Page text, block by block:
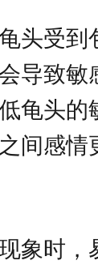
头受到
导致敏
龟头的
间感情
象时，